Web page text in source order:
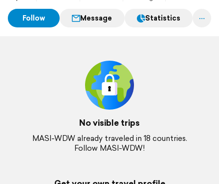
Follow Message Statistics
No visible trips
MASI-WDW already traveled in 18 countries.
Follow MASI-WDW!